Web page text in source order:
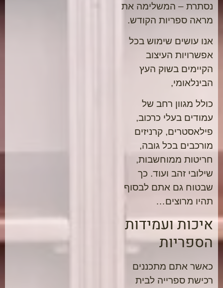
נסתרת – המשלימה את
מראה ספריות הקודש.
אנו עושים שימוש בכל
אפשרויות העיצוב
הקיימים בשוק העץ
הבינלאומי,
כולל מגוון רחב של
עמודים בעלי כרכוב,
פילאסטרים, קרניזים
מורכבים בכל גובה,
חריטות ממוחשבות,
שילובי זהב ועוד. כך
שבטוח גם אתם לבסוף
תהיו מרוצים…
איכות ועמידות
הספריות
כאשר אתם מתכננים
רכישת ספרייה לבית